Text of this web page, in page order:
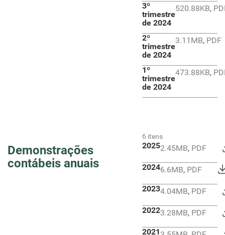
3º
trimestre
de 2024
520.88KB,
2º
trimestre
de 2024
3.11MB, PDF
1º
trimestre
de 2024
473.88KB,
Demonstrações
contábeis anuais
6 itens
20252.45MB, PDF
20246.6MB, PDF
20234.04MB, PDF
20223.28MB, PDF
2021